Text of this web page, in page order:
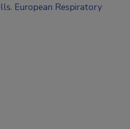
European Respiratory